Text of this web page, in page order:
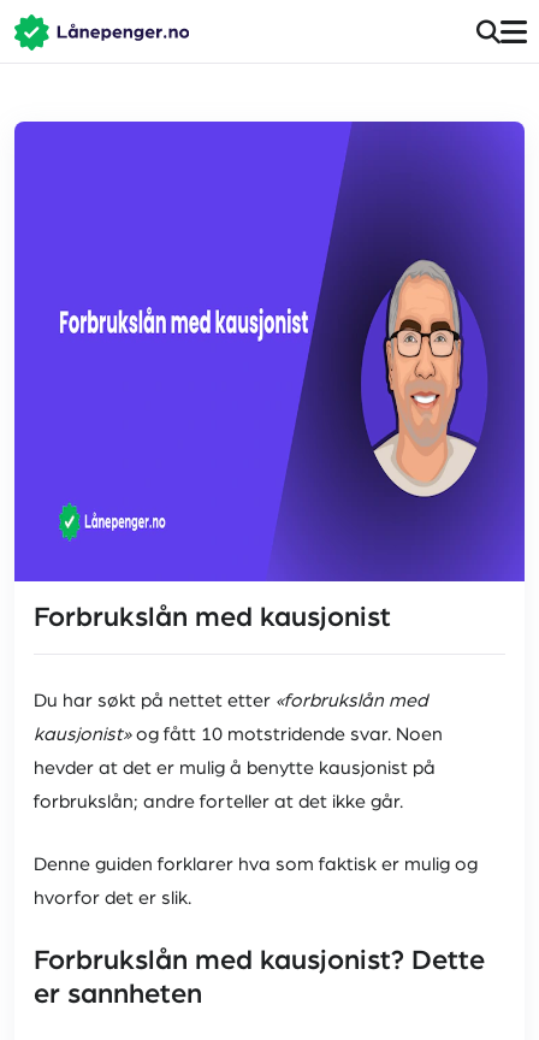
Forbrukslån med kausjonist
Du har søkt på nettet etter «forbrukslån med
kausjonist»og fått 10 motstridende svar. Noen
hevder at det er mulig å benytte kausjonist på
forbrukslån; andre forteller at det ikke går.
Denne guiden forklarer hva som faktisk er mulig og
hvorfor det er slik.
Forbrukslån med kausjonist? Dette
er sannheten